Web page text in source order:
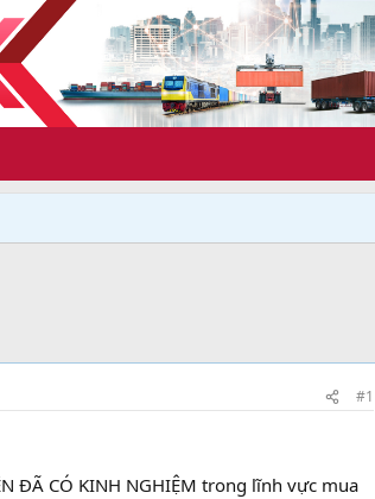
#1
ĐÃ CÓ KINH NGHIỆM trong lĩnh vực mua